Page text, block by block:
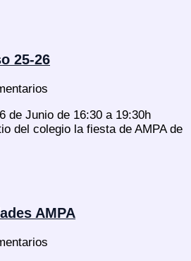
25-26
de Junio de 16:30 a 19:30h
del colegio la fiesta de AMPA de
AMPA